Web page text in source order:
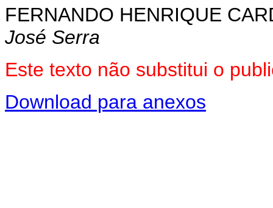
FERNANDO HENRIQUE
José Serra
Este texto não substitui o
Download para anexos